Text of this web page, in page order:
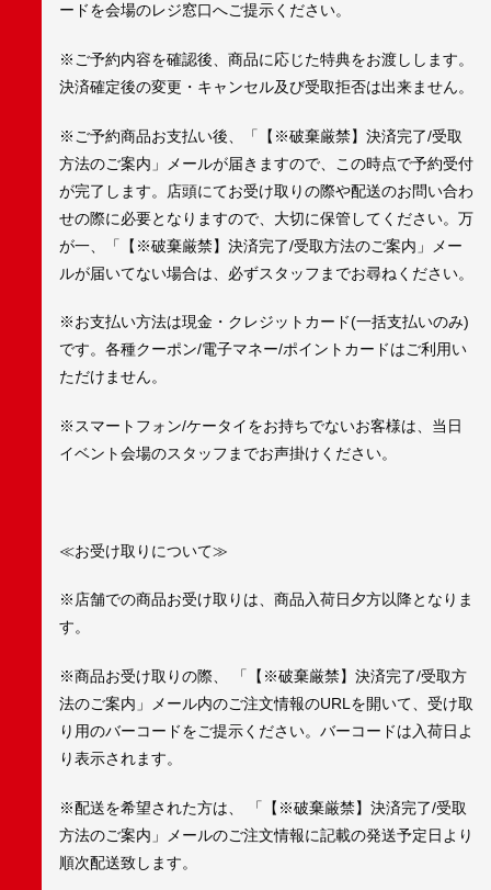
ードを会場のレジ窓口へご提示ください。
※ご予約内容を確認後、商品に応じた特典をお渡しします。
決済確定後の変更・キャンセル及び受取拒否は出来ません。
※ご予約商品お支払い後、「【※破棄厳禁】決済完了/受取
方法のご案内」メールが届きますので、この時点で予約受付
が完了します。店頭にてお受け取りの際や配送のお問い合わ
せの際に必要となりますので、大切に保管してください。万
が一、「【※破棄厳禁】決済完了/受取方法のご案内」メー
ルが届いてない場合は、必ずスタッフまでお尋ねください。
※お支払い方法は現金・クレジットカード(一括支払いのみ)
です。各種クーポン/電子マネー/ポイントカードはご利用い
ただけません。
※スマートフォン/ケータイをお持ちでないお客様は、当日
イベント会場のスタッフまでお声掛けください。
≪お受け取りについて≫
※店舗での商品お受け取りは、商品入荷日夕方以降となりま
す。
※商品お受け取りの際、 「【※破棄厳禁】決済完了/受取方
法のご案内」メール内のご注文情報のURLを開いて、受け取
り用のバーコードをご提示ください。バーコードは入荷日よ
り表示されます。
※配送を希望された方は、 「【※破棄厳禁】決済完了/受取
方法のご案内」メールのご注文情報に記載の発送予定日より
順次配送致します。